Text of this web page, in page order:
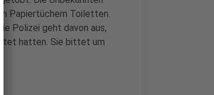
Papiertüchern Toiletten.
Polizei geht davon aus,
hatten. Sie bittet um